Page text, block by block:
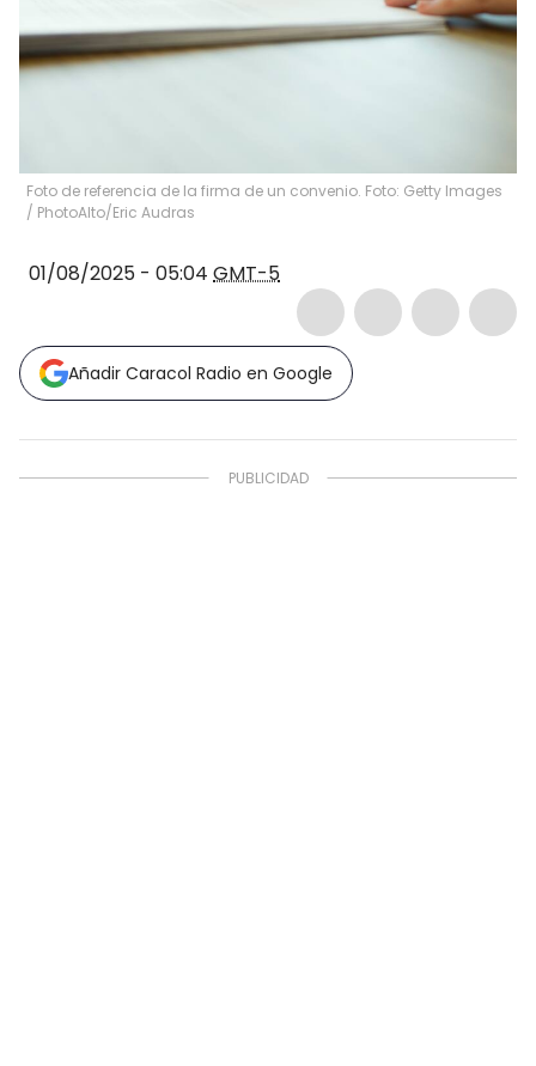
Foto de referencia de la firma de un convenio. Foto: Getty Images
/ PhotoAlto/Eric Audras
01/08/2025 - 05:04 GMT-5
Añadir Caracol Radio en Google